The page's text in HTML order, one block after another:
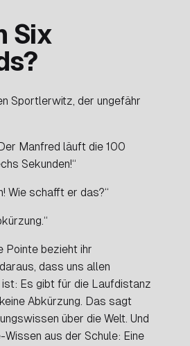
Six
Sportlerwitz, der ungefähr
Manfred läuft die 100
Sekunden!“
Wie schafft er das?“
Pointe bezieht ihr
dass uns allen
Es gibt für die Laufdistanz
Abkürzung. Das sagt
über die Welt. Und
aus der Schule: Eine